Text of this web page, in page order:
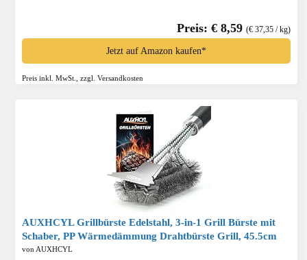
Preis: € 8,59(€ 37,35 / kg)
Jetzt auf Amazon kaufen*
Preis inkl. MwSt., zzgl. Versandkosten
AUXHCYL Grillbürste Edelstahl, 3-in-1 Grill Bürste mit
Schaber, PP Wärmedämmung Drahtbürste Grill, 45.5cm
Extra Langer Edelstahl BBQ Grill Reinigungsbürste für
von AUXHCYL